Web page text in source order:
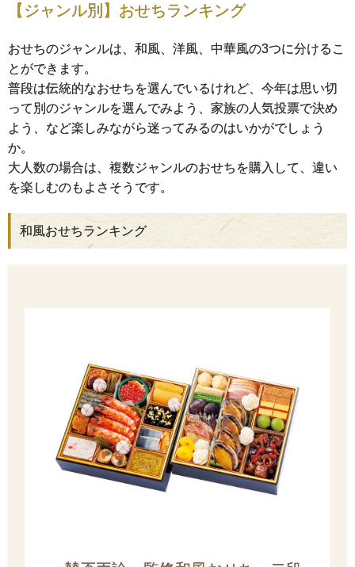
【ジャンル別】おせちランキング
おせちのジャンルは、和風、洋風、中華風の3つに分けるこ
とができます。
普段は伝統的なおせちを選んでいるけれど、今年は思い切
って別のジャンルを選んでみよう、家族の人気投票で決め
よう、など楽しみながら迷ってみるのはいかがでしょう
か。
大人数の場合は、複数ジャンルのおせちを購入して、違い
を楽しむのもよさそうです。
和風おせちランキング